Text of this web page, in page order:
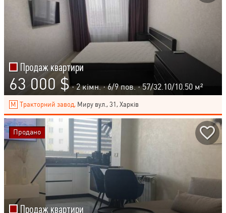
Продаж квартири
63 000 $ · 2 кімн. ·6/9пов. · 57/32.10/10.50 м²
Тракторний завод, Миру вул., 31, Харків
Продаж квартири
Продано